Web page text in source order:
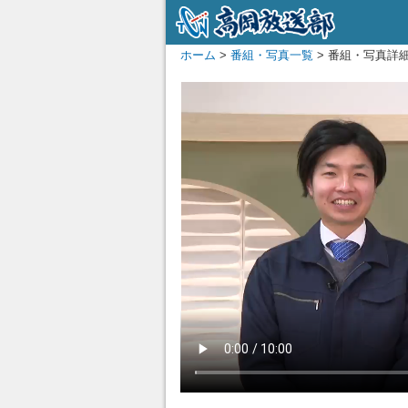
ホーム > 番組・写真一覧 > 番組・写真詳